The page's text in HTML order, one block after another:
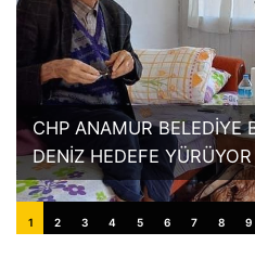
CHP ANAMUR BELEDİYE
DENİZ HEDEFE YÜRÜYOR
1 2 3 4 5 6 7 8 9